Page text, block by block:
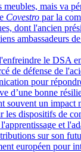
mais va
Covestro par la
dont l'ancien
ambassadeurs
le DSA
de défense de
pour
d’une bonne
souvent un
les dispositifs de
et
sur son
européen pour